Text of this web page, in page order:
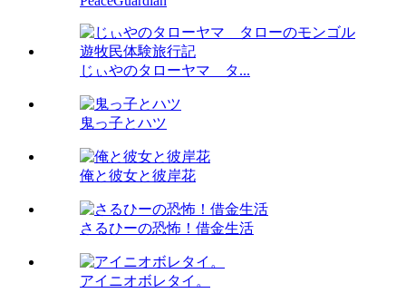
じぃやのタローヤマ タ...
鬼っ子とハツ
俺と彼女と彼岸花
さるひーの恐怖！借金生活
アイニオボレタイ。